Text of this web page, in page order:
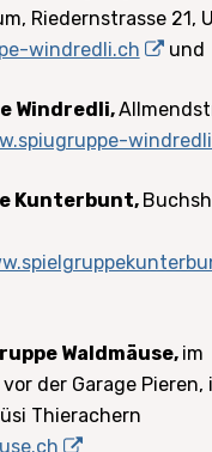
Riedernstrasse 21,
windredli.ch
und
Windredli,
Kunterbunt,
Waldmäuse, im
der Garage Pieren,
Thierachern